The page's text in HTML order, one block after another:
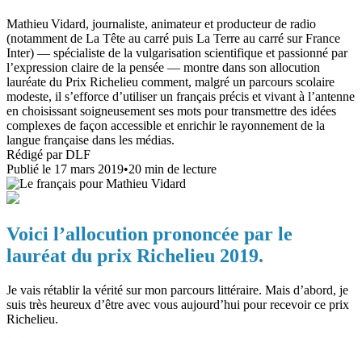
Mathieu Vidard, journaliste, animateur et producteur de radio
(notamment de La Tête au carré puis La Terre au carré sur France
Inter) — spécialiste de la vulgarisation scientifique et passionné par
l’expression claire de la pensée — montre dans son allocution
lauréate du Prix Richelieu comment, malgré un parcours scolaire
modeste, il s’efforce d’utiliser un français précis et vivant à l’antenne
en choisissant soigneusement ses mots pour transmettre des idées
complexes de façon accessible et enrichir le rayonnement de la
langue française dans les médias.
Rédigé parDLF
Publié le 17 mars 2019•20 min de lecture
Voici l’allocution prononcée par le
lauréat du prix Richelieu 2019.
Je vais rétablir la vérité sur mon parcours littéraire. Mais d’abord, je
suis très heureux d’être avec vous aujourd’hui pour recevoir ce prix
Richelieu.